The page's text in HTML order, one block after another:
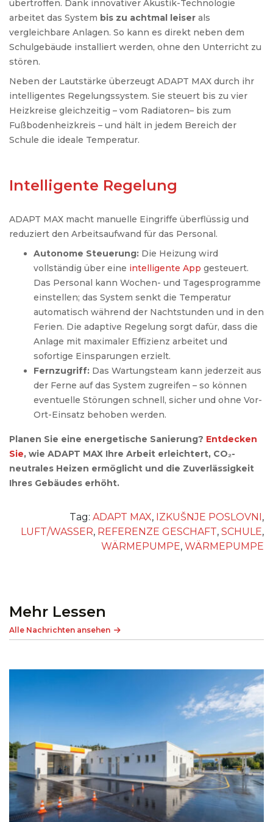
übertroffen. Dank innovativer Akustik-Technologie
arbeitet das System bis zu achtmal leiser als
vergleichbare Anlagen. So kann es direkt neben dem
Schulgebäude installiert werden, ohne den Unterricht zu
stören.
Neben der Lautstärke überzeugt ADAPT MAX durch ihr
intelligentes Regelungssystem. Sie steuert bis zu vier
Heizkreise gleichzeitig – vom Radiatoren– bis zum
Fußbodenheizkreis – und hält in jedem Bereich der
Schule die ideale Temperatur.
Intelligente Regelung
ADAPT MAX macht manuelle Eingriffe überflüssig und
reduziert den Arbeitsaufwand für das Personal.
Autonome Steuerung: Die Heizung wird
vollständig über eine intelligente App gesteuert.
Das Personal kann Wochen- und Tagesprogramme
einstellen; das System senkt die Temperatur
automatisch während der Nachtstunden und in den
Ferien. Die adaptive Regelung sorgt dafür, dass die
Anlage mit maximaler Effizienz arbeitet und
sofortige Einsparungen erzielt.
Fernzugriff: Das Wartungsteam kann jederzeit aus
der Ferne auf das System zugreifen – so können
eventuelle Störungen schnell, sicher und ohne Vor-
Ort-Einsatz behoben werden.
Planen Sie eine energetische Sanierung? Entdecken
Sie, wie ADAPT MAX Ihre Arbeit erleichtert, CO₂-
neutrales Heizen ermöglicht und die Zuverlässigkeit
Ihres Gebäudes erhöht.
Tag: ADAPT MAX, IZKUŠNJE POSLOVNI,
LUFT/WASSER, REFERENZE GESCHAFT, SCHULE,
WÄRMEPUMPE, WÄRMEPUMPE
Mehr Lessen
Alle Nachrichten ansehen